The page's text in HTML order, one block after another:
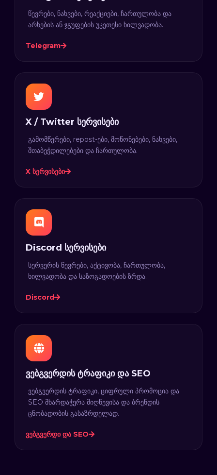
წევრები, ნახვები, რეაქციები, ჩართულობა და
არხების ან ჯგუფების უკეთესი ხილვადობა.
Telegram
X / Twitter სერვისები
გამომწერები, repost-ები, მოწონებები, ნახვები,
შთაბეჭდილებები და ჩართულობა.
X სერვისები
Discord სერვისები
სერვერის წევრები, აქტივობა, ჩართულობა,
ხილვადობა და საზოგადოების ზრდა.
Discord
ვებგვერდის ტრაფიკი და SEO
ვებგვერდის ტრაფიკი, ციფრული პრომოცია და
SEO მხარდაჭერა მიღწევისა და ბრენდის
ცნობადობის გასაზრდელად.
ვებგვერდი და SEO